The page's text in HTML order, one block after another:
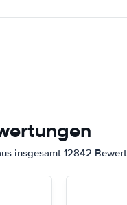
insgesamt 12842